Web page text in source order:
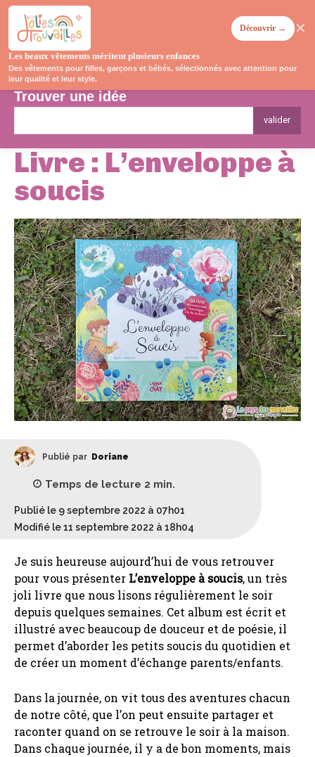
Trouver une idée
valider
Livre : L’enveloppe à
soucis
Publié par Doriane
Temps de lecture 2 min.
Publié le 9 septembre 2022 à 07h01
Modifié le 11 septembre 2022 à 18h04
Je suis heureuse aujourd’hui de vous retrouver
pour vous présenter L’enveloppe à soucis, un très
joli livre que nous lisons régulièrement le soir
depuis quelques semaines. Cet album est écrit et
illustré avec beaucoup de douceur et de poésie, il
permet d’aborder les petits soucis du quotidien et
de créer un moment d’échange parents/enfants.
Dans la journée, on vit tous des aventures chacun
de notre côté, que l’on peut ensuite partager et
raconter quand on se retrouve le soir à la maison.
Dans chaque journée, il y a de bon moments, mais
Les beaux vêtements méritent plusieurs enfances
Des vêtements pour filles, garçons et bébés, sélectionnés avec attention pour
leur qualité et leur style.
Découvrir → ✕